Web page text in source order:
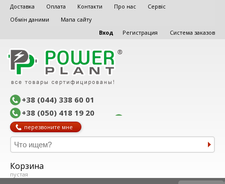
Доставка Оплата Контакти Про нас
Сервіс
Обмін даними
Мапа сайту
Вход
Регистрация Система заказов
+38 (044) 338 60 01
+38 (050) 418 19 20
перезвоните мне
Корзина
пустая